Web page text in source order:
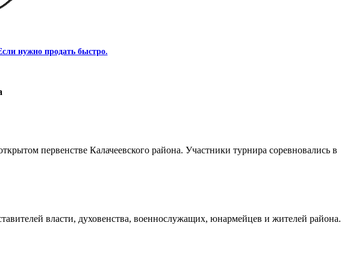
нужно продать быстро.
первенстве Калачеевского района. Участники турнира соревновались в
власти, духовенства, военнослужащих, юнармейцев и жителей района.